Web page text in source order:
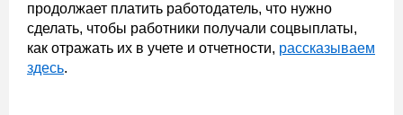
продолжает платить работодатель, что нужно
сделать, чтобы работники получали соцвыплаты,
как отражать их в учете и отчетности, рассказываем
здесь.